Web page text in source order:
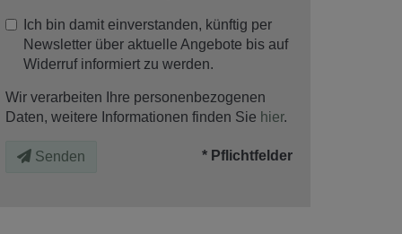
Ich bin damit einverstanden, künftig per
Newsletter über aktuelle Angebote bis auf
Widerruf informiert zu werden.
Wir verarbeiten Ihre personenbezogenen
Daten, weitere Informationen finden Sie hier.
Senden * Pflichtfelder